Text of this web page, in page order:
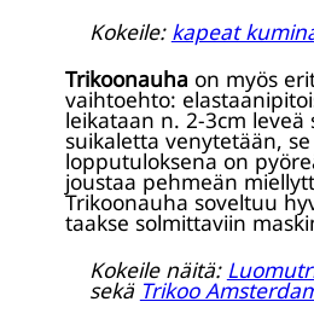
Kokeile: kapeat
Trikoonauha on myös
vaihtoehto:
leikataan n. 2-3cm leveä
suikaletta venytetään,
lopputuloksena on
joustaa pehmeän
Trikoonauha soveltuu
taakse solmittaviin
Kokeile näitä:
sekä Trikoo